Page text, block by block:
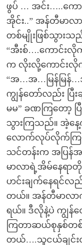
ဖွပ် … အင်း…..ကေ
အိုင်း..” အန်တီမာ
တစ်မျိုးဖြစ်သွားသ
“အီးစ်….ကောင်း
က လိုးလို့ကောင်းလိုက်
“အ…အ…မြန်မြန်
ကျွန်တော်လည်း ပြီ
မမ” ခဏကြတော့ ပ
သွားကြသည်။ အဲ့နေ့
လောက်လုပ်လိုက်ကြ
သင်တန်းက အပြန်
မာလာရဲ့အိမ်နေရာ
ဟင်းချက်နေရင်လ
တယ်။ အန်တီမာလာ
ရယ်။ ဒီလိုနဲ့ပဲ ကျွ
ကြတာဆယ်စုနှစ်တစ်
တယ်….သူငယ်ချင်း